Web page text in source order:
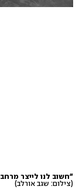
"חשוב לנו לייצר
(צילום: שגב אורלב)